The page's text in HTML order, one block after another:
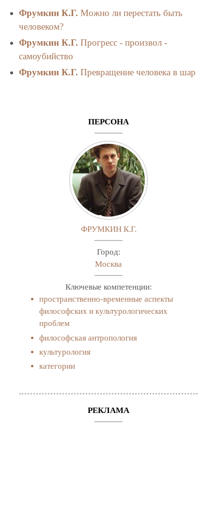
Фрумкин К.Г. Можно ли перестать быть
человеком?
Фрумкин К.Г. Прогресс - произвол -
самоубийство
Фрумкин К.Г. Превращение человека в шар
ПЕРСОНА
ФРУМКИН К.Г.
Город:
Москва
Ключевые компетенции:
пространственно-временные аспекты
философских и культурологических
проблем
философская антропология
культурология
категории
РЕКЛАМА